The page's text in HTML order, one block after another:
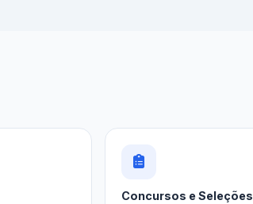
Concursos e Seleções